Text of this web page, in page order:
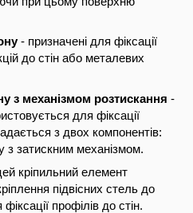
- призначені для фіксації
до стін або металевих
з механізмом розтискання -
для фіксації
з двох компонентів:
з затискним механізмом.
кріпильний елемент
підвісних стель до
профілів до стін.